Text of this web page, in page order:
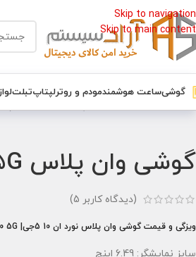
Skip to navigation
Skip to main content
گوشیساعت هوشمندمودم و روترلپتاپتبلت
گوشی وان پلاس Oneplus Nord N10 5G حافظه 128 و رم 6
(دیدگاه کاربر 5
)
ویزگی و قیمت گوشی وان پلاس نورد ان 10 5جی| Oneplus Nord N10 5G
سایز نمایشگر: 6.49 اینچ